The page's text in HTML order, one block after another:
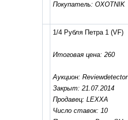
Покупатель: OXOTNIK
1/4 Рубля Петра 1(VF)
Итоговая цена: 260
Аукцион: Reviewdetector
Закрыт: 21.07.2014
Продавец: LEXXA
Число ставок: 10